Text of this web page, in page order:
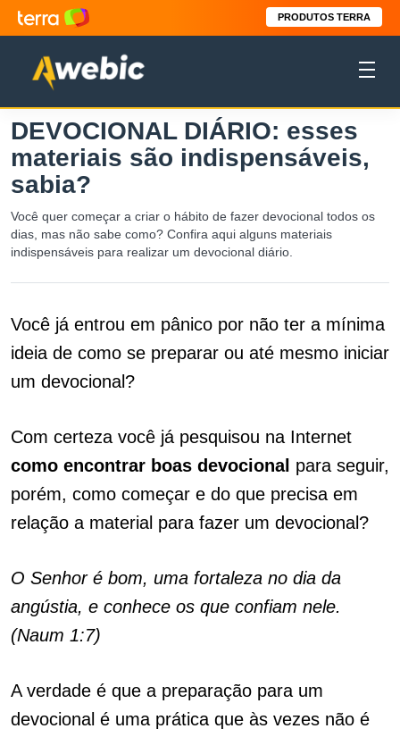
PRODUTOS TERRA
DEVOCIONAL DIÁRIO: esses
materiais são indispensáveis,
sabia?
Você quer começar a criar o hábito de fazer devocional todos os
dias, mas não sabe como? Confira aqui alguns materiais
indispensáveis para realizar um devocional diário.
Você já entrou em pânico por não ter a mínima
ideia de como se preparar ou até mesmo iniciar
um devocional?
Com certeza você já pesquisou na Internet
como encontrar boas devocional para seguir,
porém, como começar e do que precisa em
relação a material para fazer um devocional?
O Senhor é bom, uma fortaleza no dia da
angústia, e conhece os que confiam nele.
(Naum 1:7)
A verdade é que a preparação para um
devocional é uma prática que às vezes não é